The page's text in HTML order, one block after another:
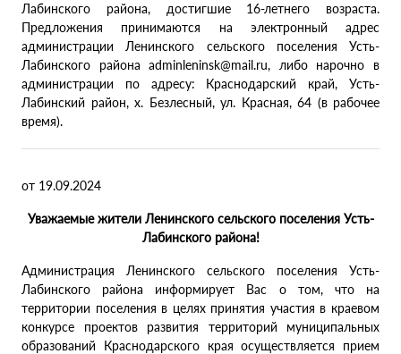
Лабинского района, достигшие 16-летнего возраста.
Предложения принимаются на электронный адрес
администрации Ленинского сельского поселения Усть-
Лабинского района adminleninsk@mail.ru, либо нарочно в
администрации по адресу: Краснодарский край, Усть-
Лабинский район, х. Безлесный, ул. Красная, 64 (в рабочее
время).
от 19.09.2024
Уважаемые жители Ленинского сельского поселения Усть-
Лабинского района!
Администрация Ленинского сельского поселения Усть-
Лабинского района информирует Вас о том, что на
территории поселения в целях принятия участия в краевом
конкурсе проектов развития территорий муниципальных
образований Краснодарского края осуществляется прием